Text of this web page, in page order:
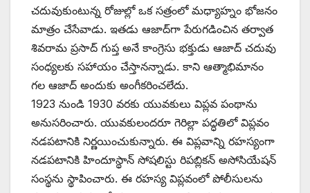
చదువుకుంటున్న రోజుల్లో ఒక సత్రంలో మధ్యాహ్నం భోజనం
మాత్రం చేసేవాడు. ఇతడు ఆజాద్‌గా పేరుగడించిన తర్వాత
శివరామ ప్రసాద్‌ ‌గుప్త అనే కాంగ్రెసు భక్తుడు ఆజాద్‌ ‌చదువు
సంధ్యలకు సహాయం చేస్తానన్నాడు. కాని ఆత్మాభిమానం
గల ఆజాద్‌ అం‌దుకు అంగీకరించలేదు.
1923 నుండి 1930 వరకు యువకులు విప్లవ పంథాను
అనుసరించారు. యువకులందరూ గెరిల్లా పద్ధతిలో విప్లవం
నడపటానికి నిర్ణయించుకున్నారు. ఈ విప్లవాన్ని రహస్యంగా
నడపటానికి హిందూస్థాన్‌ ‌సోషలిస్టు రిపబ్లికన్‌ అసోసియేషన్‌
‌సంస్థను స్థాపించారు. ఈ రహస్య విప్లవంలో పోలీసులను